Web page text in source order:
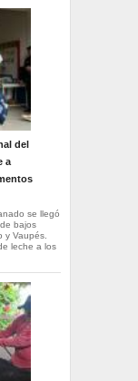
del
a
se llegó
bajos
y Vaupés.
leche a los